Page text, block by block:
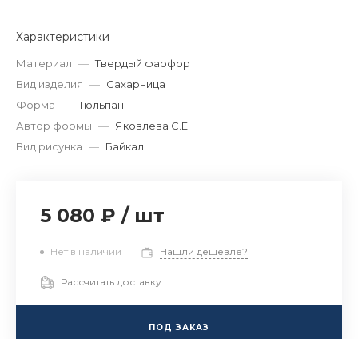
Характеристики
Материал — Твердый фарфор
Вид изделия — Сахарница
Форма — Тюльпан
Автор формы — Яковлева С.Е.
Вид рисунка — Байкал
5 080 ₽ / шт
Нет в наличии Нашли дешевле?
Рассчитать доставку
ПОД ЗАКАЗ